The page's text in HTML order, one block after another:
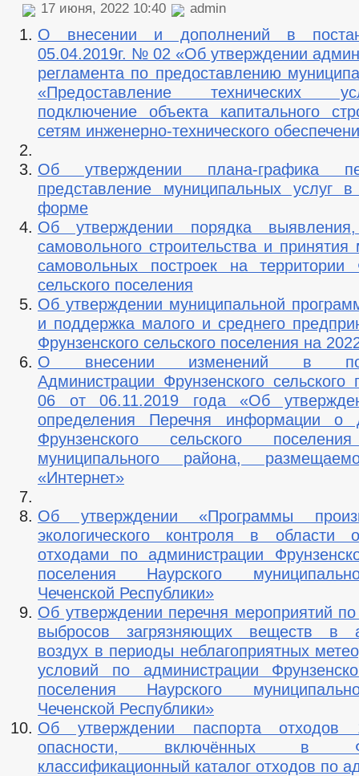
17 июня, 2022 10:40 admin
О внесении и дополнений в
05.04.2019г. № 02 «Об утверждении
регламента по предоставлению
«Предоставление технических
подключение объекта капитального
сетям инженерно-технического
Об утверждении плана-графика
представление муниципальных услуг в
форме
Об утверждении порядка выявления,
самовольного строительства и
самовольных построек на территории
сельского поселения
Об утверждении муниципальной
и поддержка малого и среднего
Фрунзенского сельского поселения на
О внесении изменений в
Администрации Фрунзенского
06 от 06.11.2019 года «Об
определения Перечня информации о
Фрунзенского сельского
муниципального района,
«Интернет»
Об утверждении «Программы
экологического контроля в области
отходами по администрации
поселения Наурского
Чеченской Республики»
Об утверждении перечня мероприятий
выбросов загрязняющих веществ в
воздух в периоды неблагоприятных
условий по администрации
поселения Наурского
Чеченской Республики»
Об утверждении паспорта отходов
опасности, включённых в
классификационный каталог отходов по